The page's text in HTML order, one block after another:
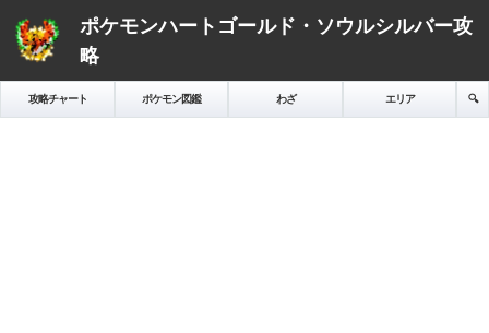
ポケモンハートゴールド・ソウルシルバー攻
略
攻略チャート ポケモン図鑑 わざ エリア 🔍️